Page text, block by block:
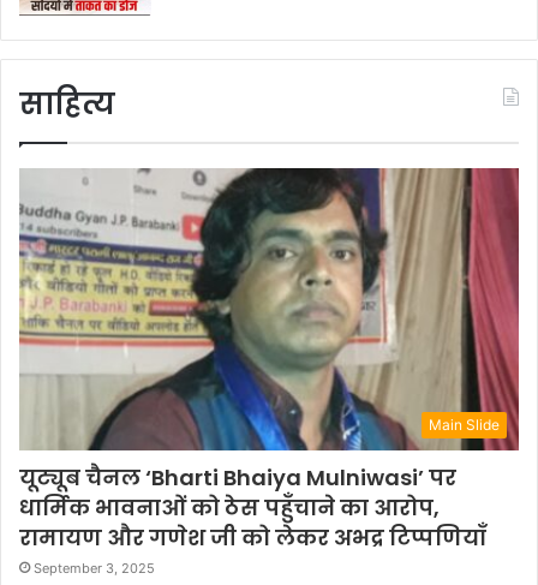
साहित्य
Main Slide
यूट्यूब चैनल ‘Bharti Bhaiya Mulniwasi’ पर
धार्मिक भावनाओं को ठेस पहुँचाने का आरोप,
रामायण और गणेश जी को लेकर अभद्र टिप्पणियाँ
September 3, 2025